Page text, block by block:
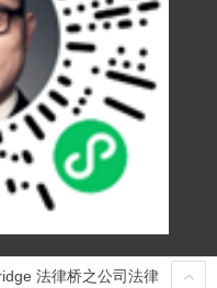
法律桥之公司法律